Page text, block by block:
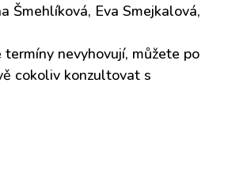
Šmehlíková, Eva Smejkalová,
termíny nevyhovují, můžete po
cokoliv konzultovat s